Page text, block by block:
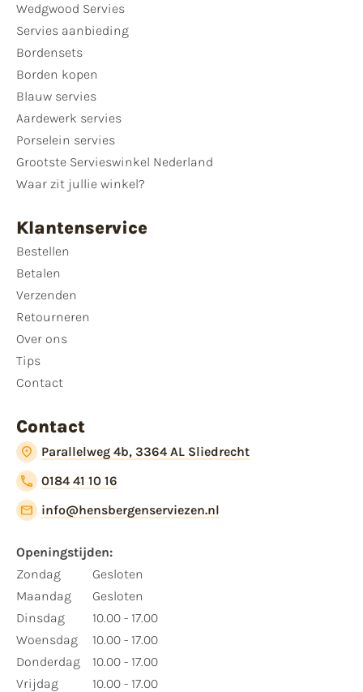
Wedgwood Servies
Servies aanbieding
Bordensets
Borden kopen
Blauw servies
Aardewerk servies
Porselein servies
Grootste Servieswinkel Nederland
Waar zit jullie winkel?
Klantenservice
Bestellen
Betalen
Verzenden
Retourneren
Over ons
Tips
Contact
Contact
Parallelweg 4b, 3364 AL Sliedrecht
0184 41 10 16
info@hensbergenserviezen.nl
Openingstijden:
Zondag
Maandag
Dinsdag
Woensdag
Donderdag
Vrijdag
Gesloten
Gesloten
10.00 - 17.00
10.00 - 17.00
10.00 - 17.00
10.00 - 17.00